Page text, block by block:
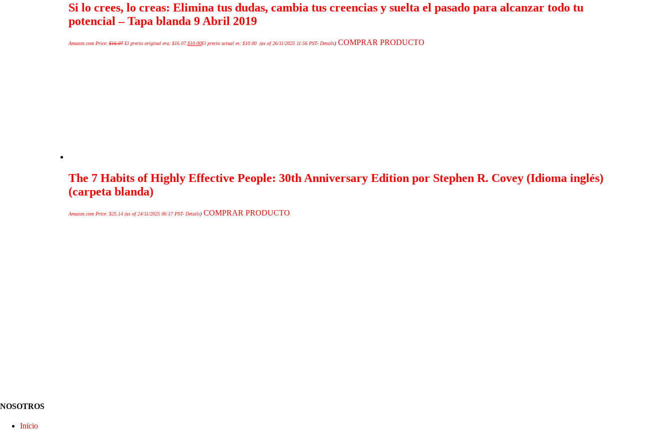
Si lo crees, lo creas: Elimina tus dudas, cambia tus creencias y suelta el pasado para alcanzar todo tu
potencial – Tapa blanda 9 Abril 2019
Amazon.com Price: $16.07 El precio original era: $16.07.$10.00El precio actual es: $10.00. (as of 26/11/2025 11:56 PST- Details) COMPRAR PRODUCTO
The 7 Habits of Highly Effective People: 30th Anniversary Edition por Stephen R. Covey (Idioma inglés)
(carpeta blanda)
Amazon.com Price: $25.14 (as of 24/11/2025 06:17 PST- Details) COMPRAR PRODUCTO
NOSOTROS
Inicio